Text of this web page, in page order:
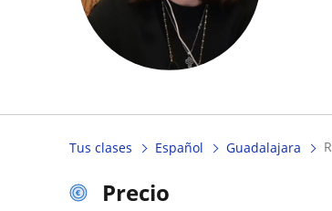
Tus clases Español Guadalajara
Precio